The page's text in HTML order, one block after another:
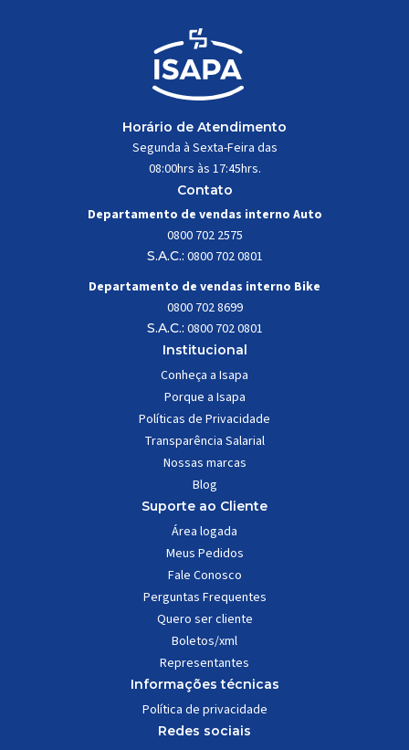
Horário de Atendimento
Segunda à Sexta-Feira das
08:00hrs às 17:45hrs.
Contato
Departamento de vendas interno Auto
0800 702 2575
S.A.C.: 0800 702 0801
Departamento de vendas interno Bike
0800 702 8699
S.A.C.: 0800 702 0801
Institucional
Conheça a Isapa
Porque a Isapa
Políticas de Privacidade
Transparência Salarial
Nossas marcas
Blog
Suporte ao Cliente
Área logada
Meus Pedidos
Fale Conosco
Perguntas Frequentes
Quero ser cliente
Boletos/xml
Representantes
Informações técnicas
Política de privacidade
Redes sociais